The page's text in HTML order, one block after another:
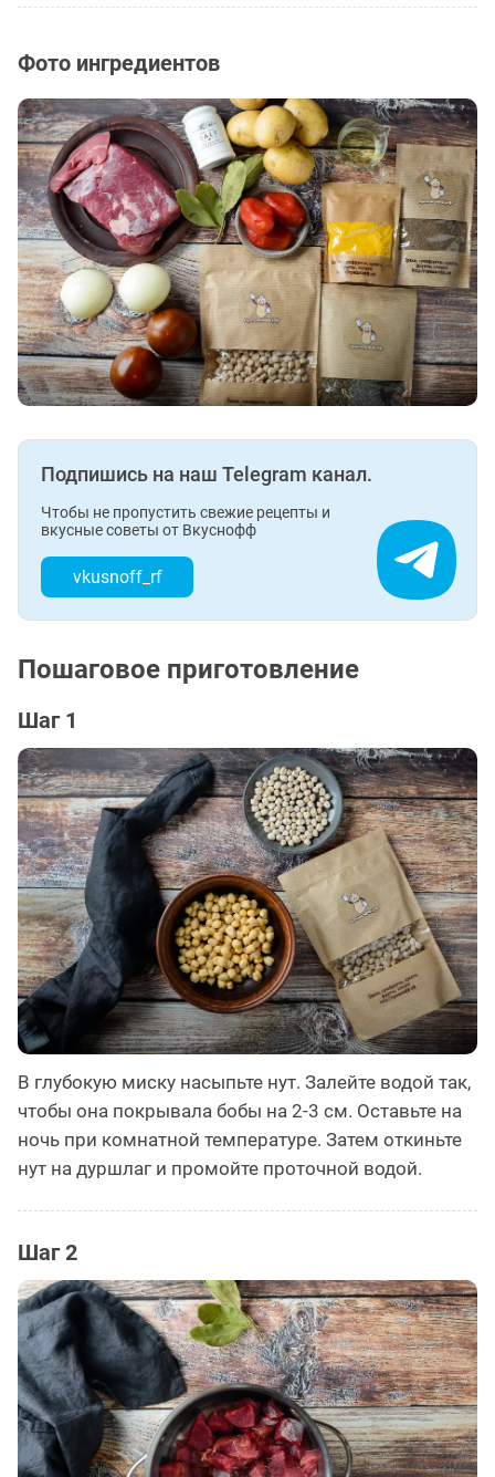
Фото ингредиентов
Подпишись на наш Telegram канал.
Чтобы не пропустить свежие рецепты и
вкусные советы от Вкуснофф
vkusnoff_rf
Пошаговое приготовление
Шаг 1
В глубокую миску насыпьте нут. Залейте водой так,
чтобы она покрывала бобы на 2-3 см. Оставьте на
ночь при комнатной температуре. Затем откиньте
нут на дуршлаг и промойте проточной водой.
Шаг 2